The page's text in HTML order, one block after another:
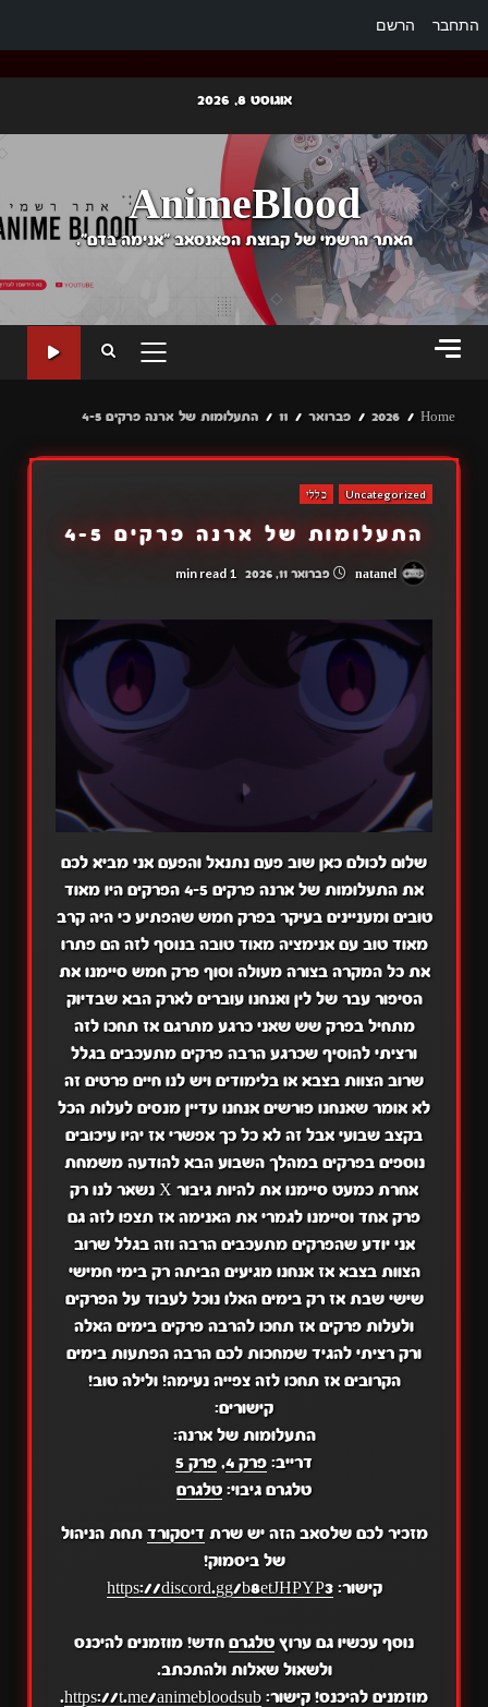
התחבר הרשם
content
אוגוסט 8, 2026
AnimeBlood
האתר הרשמי של קבוצת הפאנסאב "אנימה בדם".
PRIMARY
Home
2026 פברואר 11 התעלומות של ארנה פרקים 4-5
Uncategorized כללי
התעלומות של ארנה פרקים 4-5
פברואר 11, 2026 1 min read
שלום לכולם כאן שוב פעם נתנאל והפעם אני מביא לכם
את התעלומות של ארנה פרקים 4-5 הפרקים היו מאוד
טובים ומעניינים בעיקר בפרק חמש שהפתיע כי היה קרב
מאוד טוב עם אנימציה מאוד טובה בנוסף לזה הם פתרו
את כל המקרה בצורה מעולה וסוף פרק חמש סיימנו את
הסיפור עבר של לין ואנחנו עוברים לארק הבא שבדיוק
מתחיל בפרק שש שאני כרגע מתרגם אז תחכו לזה
ורציתי להוסיף שכרגע הרבה פרקים מתעכבים בגלל
שרוב הצוות בצבא או בלימודים ויש לנו חיים פרטים זה
לא אומר שאנחנו פורשים אנחנו עדיין מנסים לעלות הכל
בקצב שבועי אבל זה לא כל כך אפשרי אז יהיו עיכובים
נוספים בפרקים במהלך השבוע הבא להודעה משמחת
אחרת כמעט סיימנו את להיות גיבור X נשאר לנו רק
פרק אחד וסיימנו לגמרי את האנימה אז תצפו לזה גם
אני יודע שהפרקים מתעכבים הרבה וזה בגלל שרוב
הצוות בצבא אז אנחנו מגיעים הביתה רק בימי חמישי
שישי שבת אז רק בימים האלו נוכל לעבוד על הפרקים
ולעלות פרקים אז תחכו להרבה פרקים בימים האלה
ורק רציתי להגיד שמחכות לכם הרבה הפתעות בימים
הקרובים אז תחכו לזה צפייה נעימה! ולילה טוב!
קישורים:
התעלומות של ארנה:
דרייב: פרק 4 , פרק 5
טלגרם גיבוי:טלגרם
מזכיר לכם שלסאב הזה יש שרת דיסקורד תחת הניהול
של ביסמוק!
קישור:https://discord.gg/b8etJHPYP3
נוסף עכשיו גם ערוץטלגרםחדש! מוזמנים להיכנס
ולשאול שאלות ולהתכתב.
מוזמנים להיכנס! קישור: https://t.me/animebloodsub
.